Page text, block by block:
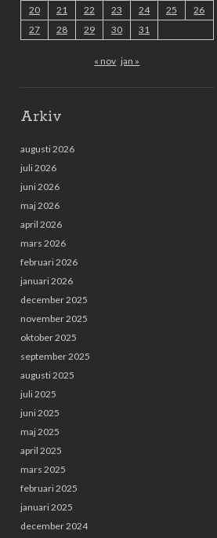
20
21 22 23 24 25
26
27
28 29 30 31
« nov jan »
Arkiv
augusti 2026
juli 2026
juni 2026
maj 2026
april 2026
mars 2026
februari 2026
januari 2026
december 2025
november 2025
oktober 2025
september 2025
augusti 2025
juli 2025
juni 2025
maj 2025
april 2025
mars 2025
februari 2025
januari 2025
december 2024